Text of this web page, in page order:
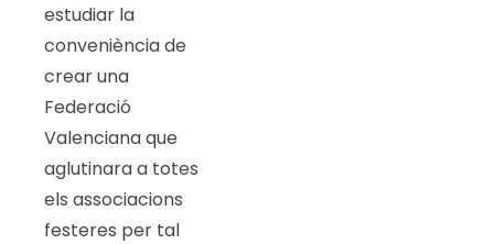
estudiar la
conveniència de
crear una
Federació
Valenciana que
aglutinara a totes
els associacions
festeres per tal